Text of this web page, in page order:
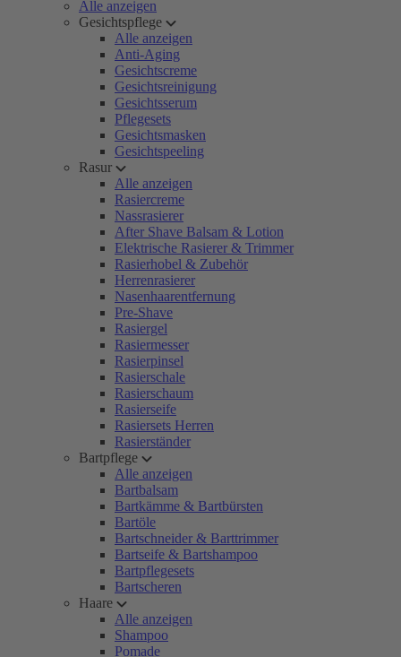
Alle anzeigen
Gesichtspflege
Alle anzeigen
Anti-Aging
Gesichtscreme
Gesichtsreinigung
Gesichtsserum
Pflegesets
Gesichtsmasken
Gesichtspeeling
Rasur
Alle anzeigen
Rasiercreme
Nassrasierer
After Shave Balsam & Lotion
Elektrische Rasierer & Trimmer
Rasierhobel & Zubehör
Herrenrasierer
Nasenhaarentfernung
Pre-Shave
Rasiergel
Rasiermesser
Rasierpinsel
Rasierschale
Rasierschaum
Rasierseife
Rasiersets Herren
Rasierständer
Bartpflege
Alle anzeigen
Bartbalsam
Bartkämme & Bartbürsten
Bartöle
Bartschneider & Barttrimmer
Bartseife & Bartshampoo
Bartpflegesets
Bartscheren
Haare
Alle anzeigen
Shampoo
Pomade